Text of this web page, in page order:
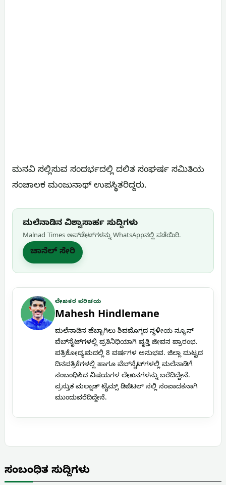
ಮನವಿ ಸಲ್ಲಿಸುವ ಸಂದರ್ಭದಲ್ಲಿ ದಲಿತ ಸಂಘರ್ಷ ಸಮಿತಿಯ
ಸಂಚಾಲಕ ಮಂಜುನಾಥ್ ಉಪಸ್ಥಿತರಿದ್ದರು.
ಮಲೆನಾಡಿನ ವಿಶ್ವಾಸಾರ್ಹ ಸುದ್ದಿಗಳು
Malnad Times ಅಪ್‌ಡೇಟ್‌ಗಳನ್ನು WhatsApp‌ನಲ್ಲಿ ಪಡೆಯಿರಿ.
ಚಾನೆಲ್ ಸೇರಿ
ಲೇಖಕರ ಪರಿಚಯ
Mahesh Hindlemane
ಮಲೆನಾಡಿನ ಹೆಬ್ಬಾಗಿಲು ಶಿವಮೊಗ್ಗದ ಸ್ಥಳೀಯ ನ್ಯೂಸ್
ವೆಬ್‌ಸೈಟ್‌ಗಳಲ್ಲಿ ಪ್ರತಿನಿಧಿಯಾಗಿ ವೃತ್ತಿ ಜೀವನ ಪ್ರಾರಂಭ.
ಪತ್ರಿಕೋದ್ಯಮದಲ್ಲಿ 8 ವರ್ಷಗಳ ಅನುಭವ. ಜಿಲ್ಲಾ ಮಟ್ಟದ
ದಿನಪತ್ರಿಕೆಗಳಲ್ಲಿ ಹಾಗೂ ವೆಬ್‌ಸೈಟ್‌ಗಳಲ್ಲಿ ಮಲೆನಾಡಿಗೆ
ಸಂಬಂಧಿಸಿದ ವಿಷಯಗಳ ಲೇಖನಗಳನ್ನು ಬರೆದಿದ್ದೇನೆ.
ಪ್ರಸ್ತುತ ಮಲ್ನಾಡ್ ಟೈಮ್ಸ್ ಡಿಜಿಟಲ್ ನಲ್ಲಿ ಸಂಪಾದಕನಾಗಿ
ಮುಂದುವರೆದಿದ್ದೇನೆ.
ಸಂಬಂಧಿತ ಸುದ್ದಿಗಳು